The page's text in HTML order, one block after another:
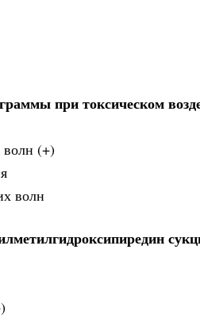
при токсическом
волн (+)
волн